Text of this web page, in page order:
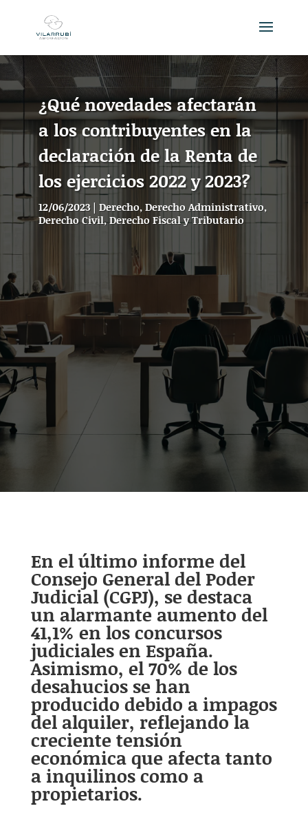
¿Qué novedades afectarán
a los contribuyentes en la
declaración de la Renta de
los ejercicios 2022 y 2023?
12/06/2023| Derecho,Derecho Administrativo,
Derecho Civil,Derecho Fiscal y Tributario
En el último informe del
Consejo General del Poder
Judicial (CGPJ), se destaca
un alarmante aumento del
41,1% en los concursos
judiciales en España.
Asimismo, el 70% de los
desahucios se han
producido debido a impagos
del alquiler, reflejando la
creciente tensión
económica que afecta tanto
a inquilinos como a
propietarios.